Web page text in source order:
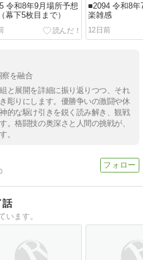
令和8年9月場所予想
幕下5枚目まで）
■2094 令和8年
楽雑感
12日前
を融合
と展開を詳細に振り返りつつ、それ
彫りにします。優勝争いの激闘や休
的な駆け引きを鋭く読み解き、観戦
。格闘技の奥深さと人間の挑戦が、
。
います。